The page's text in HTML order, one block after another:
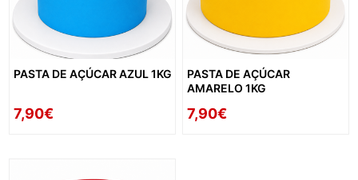
PASTA DE AÇÚCAR AZUL 1KG
7,90€
PASTA DE AÇÚCAR
AMARELO 1KG
7,90€